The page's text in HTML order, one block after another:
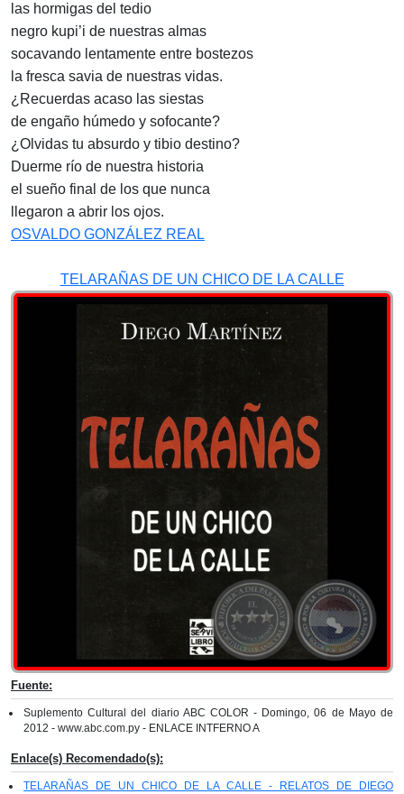
las hormigas del tedio
negro kupi’i de nuestras almas
socavando lentamente entre bostezos
la fresca savia de nuestras vidas.
¿Recuerdas acaso las siestas
de engaño húmedo y sofocante?
¿Olvidas tu absurdo y tibio destino?
Duerme río de nuestra historia
el sueño final de los que nunca
llegaron a abrir los ojos.
OSVALDO GONZÁLEZ REAL
TELARAÑAS DE UN CHICO DE LA CALLE
Fuente:
Suplemento Cultural del diario ABC COLOR - Domingo, 06 de Mayo de
2012 - www.abc.com.py - ENLACE INTFERNO A
Enlace(s) Recomendado(s):
TELARAÑAS DE UN CHICO DE LA CALLE - RELATOS DE DIEGO